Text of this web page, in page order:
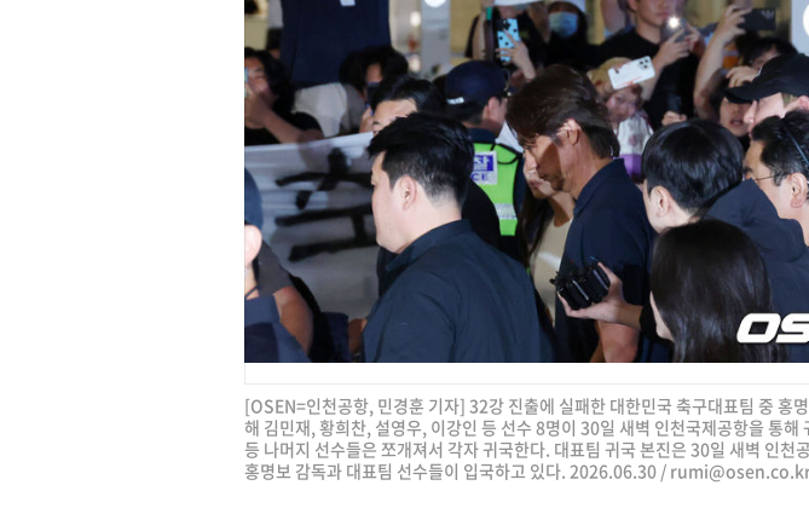
[OSEN=인천공항, 민경훈 기자] 32강 진출에 실패한 대한민국 축구대표팀 중 홍
해 김민재, 황희찬, 설영우, 이강인 등 선수 8명이 30일 새벽 인천국제공항을 통해
등 나머지 선수들은 쪼개져서 각자 귀국한다. 대표팀 귀국 본진은 30일 새벽 인천
홍명보 감독과 대표팀 선수들이 입국하고 있다. 2026.06.30 /